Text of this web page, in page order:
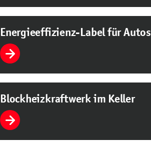
Energieeffizienz-Label für Autos
Blockheizkraftwerk im Keller